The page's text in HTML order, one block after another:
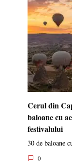
Cerul din
baloane cu
festivalului
30 de baloane
0